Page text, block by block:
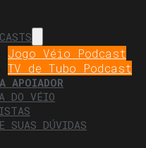
Jogo Véio Podcast
TV de Tubo Podcast
APOIADOR
DO VÉIO
SUAS DÚVIDAS